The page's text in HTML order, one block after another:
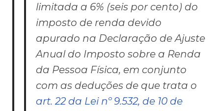
limitada a 6% (seis por cento) do
imposto de renda devido
apurado na Declaração de Ajuste
Anual do Imposto sobre a Renda
da Pessoa Física, em conjunto
com as deduções de que trata o
art. 22 da Lei nº 9.532, de 10 de